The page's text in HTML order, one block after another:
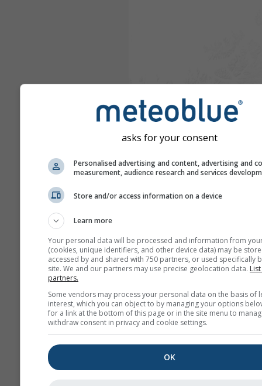
asks for your consent
Personalised advertising and content, advertising and
measurement, audience research and services
Store and/or access information on a device
Learn more
Your personal data will be processed and information from
(cookies, unique identifiers, and other device data) may be
accessed by and shared with 750 partners, or used specifically
site. We and our partners may use precise geolocation data.
partners.
Some vendors may process your personal data on the basis of
interest, which you can object to by managing your options
for a link at the bottom of this page or in the site menu to
withdraw consent in privacy and cookie settings.
OK